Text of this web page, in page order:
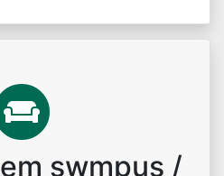
swmpus /